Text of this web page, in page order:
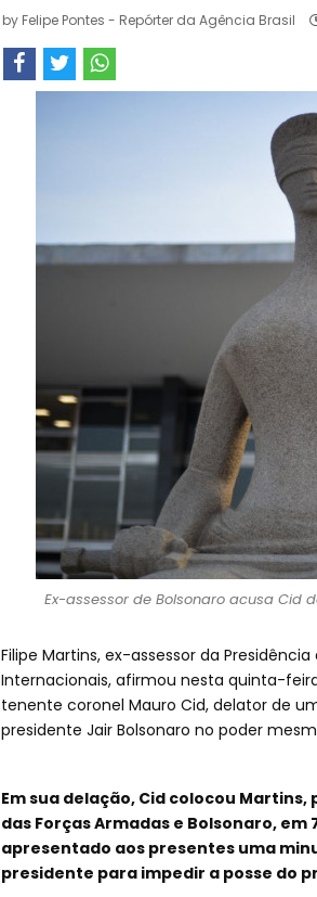
by Felipe Pontes - Repórter da Agência Brasil
Ex-assessor de Bolsonaro acusa Cid
Filipe Martins, ex-assessor da
Internacionais, afirmou nesta quinta-
tenente coronel Mauro Cid, delator de
presidente Jair Bolsonaro no poder
Em sua delação, Cid colocou
das Forças Armadas e Bolsonaro,
apresentado aos presentes uma
presidente para impedir a posse do